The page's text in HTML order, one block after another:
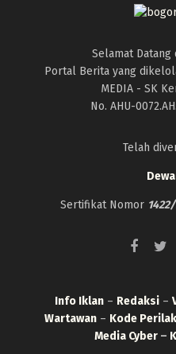
Selamat Datang
Portal Berita yang
MEDIA - SK
No. AHU-
Telah
Sertifikat Nomor
Info Iklan – Redaksi –
Wartawan – Kode
Media Cyber –